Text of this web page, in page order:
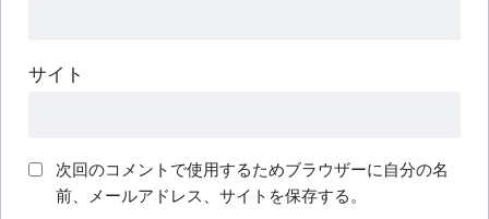
サイト
次回のコメントで使用するためブラウザーに自分の名
前、メールアドレス、サイトを保存する。